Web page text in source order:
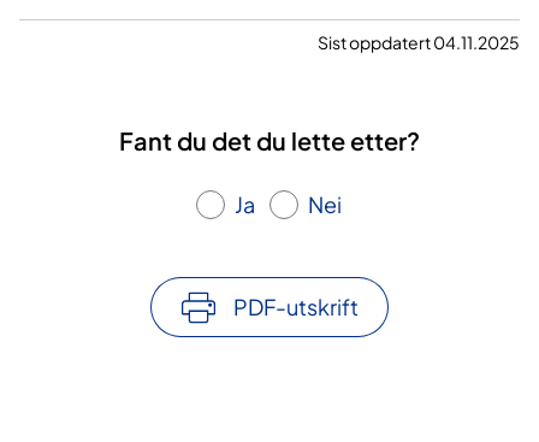
Sist oppdatert 04.11.2025
Fant du det du lette etter?
Ja Nei
PDF-utskrift